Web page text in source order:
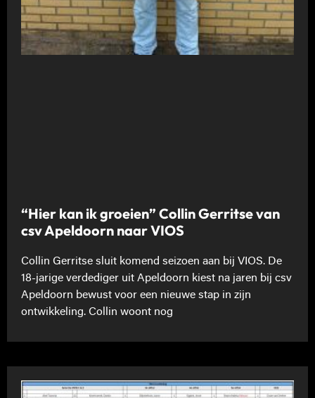
“Hier kan ik groeien” Collin Gerritse van
csv Apeldoorn naar VIOS
Collin Gerritse sluit komend seizoen aan bij VIOS. De
18-jarige verdediger uit Apeldoorn kiest na jaren bij csv
Apeldoorn bewust voor een nieuwe stap in zijn
ontwikkeling. Collin woont nog